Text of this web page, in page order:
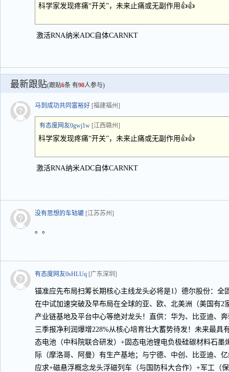
科学家发现疼痛“开关”，未来止痛或无副作用👍👍
激活RNA纳米ADC自体CARNKT
最新跟贴(跟贴6条 有90人参与)
马到成功共同富裕好 [福建福州]
有态度网友0gwj1w [江西赣州]
科学家发现疼痛“开关”，未来止痛或无副作用👍👍
激活RNA纳米ADC自体CARNKT
没有思想的车轱辘 [江苏苏州]
。。
有态度网友0sHLUq [广东深圳]
锚准应先布局扫筹长期核心主线龙头必将是1）德尔股份：全
在中试加速突破及早布局在全球的亚、欧、北美洲（美国有2
产业链基地及平台中心等绝对龙头！直供：华为、比亚迪、
三季报净利润爆增228%从核心培育壮大蓄势待发！未来最具
态电池（中科院联合研发）+固态电池锂电负极硅碳材料石墨
际（摩洛哥、阿曼）有生产基地；与宁德、中创、比亚迪、
应求+磁悬浮概念龙头浮磁列车（与国防科大合作）+军工（